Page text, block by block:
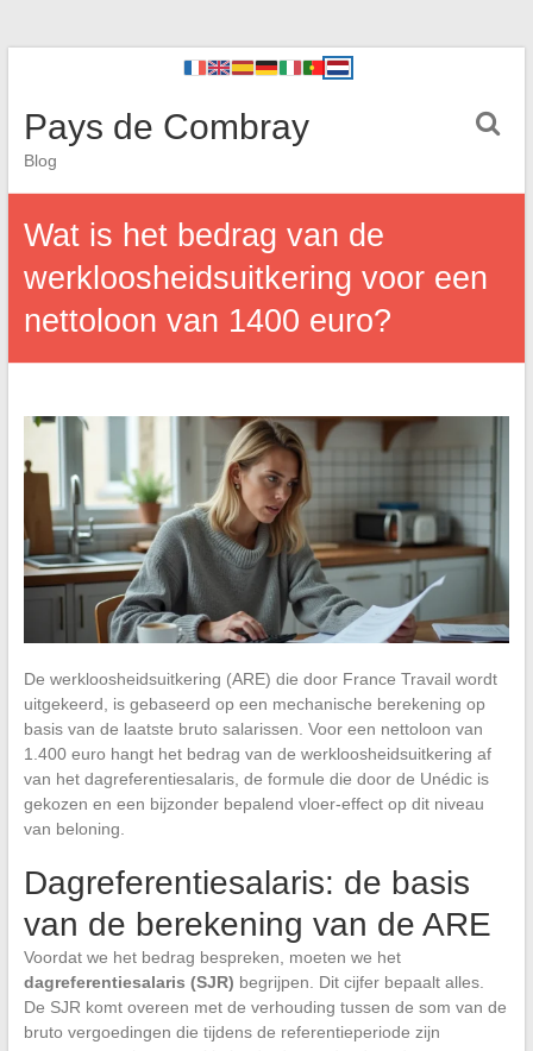
Pays de Combray
Blog
Wat is het bedrag van de
werkloosheidsuitkering voor een
nettoloon van 1400 euro?
De werkloosheidsuitkering (ARE) die door France Travail wordt
uitgekeerd, is gebaseerd op een mechanische berekening op
basis van de laatste bruto salarissen. Voor een nettoloon van
1.400 euro hangt het bedrag van de werkloosheidsuitkering af
van het dagreferentiesalaris, de formule die door de Unédic is
gekozen en een bijzonder bepalend vloer-effect op dit niveau
van beloning.
Dagreferentiesalaris: de basis
van de berekening van de ARE
Voordat we het bedrag bespreken, moeten we het
dagreferentiesalaris (SJR) begrijpen. Dit cijfer bepaalt alles.
De SJR komt overeen met de verhouding tussen de som van de
bruto vergoedingen die tijdens de referentieperiode zijn